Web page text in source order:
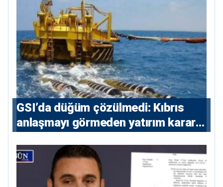
GSI’da düğüm çözülmedi: Kıbrıs
anlaşmayı görmeden yatırım kararı